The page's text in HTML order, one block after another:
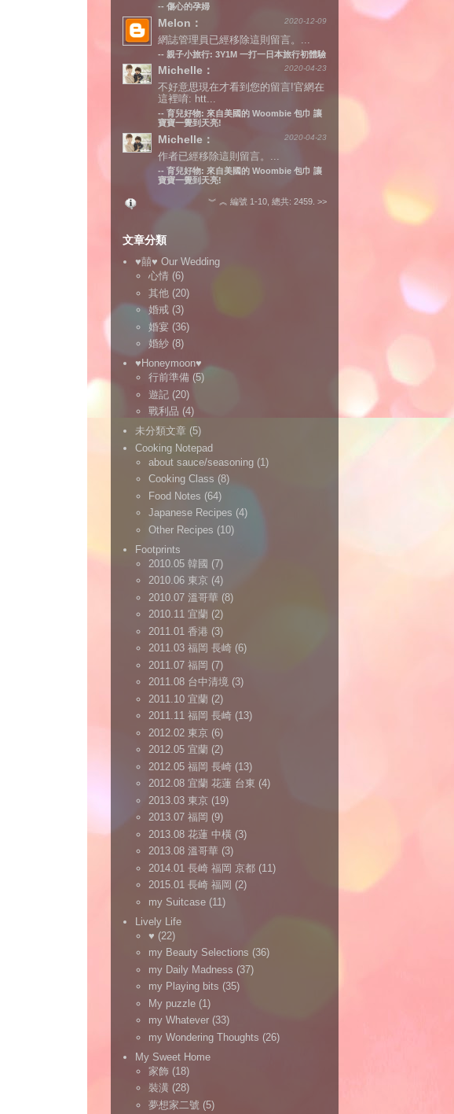
-- 傷心的孕婦
2020-12-09
Melon：
網誌管理員已經移除這則留言。...
-- 親子小旅行: 3Y1M 一打一日本旅行初體驗
2020-04-23
Michelle：
不好意思現在才看到您的留言!官網在
這裡唷: htt...
-- 育兒好物: 來自美國的 Woombie 包巾 讓
寶寶一覺到天亮!
2020-04-23
Michelle：
作者已經移除這則留言。...
-- 育兒好物: 來自美國的 Woombie 包巾 讓
寶寶一覺到天亮!
︾ ︽ 編號 1-10, 總共: 2459. >>
文章分類
♥囍♥ Our Wedding
心情 (6)
其他 (20)
婚戒 (3)
婚宴 (36)
婚紗 (8)
♥Honeymoon♥
行前準備 (5)
遊記 (20)
戰利品 (4)
未分類文章 (5)
Cooking Notepad
about sauce/seasoning (1)
Cooking Class (8)
Food Notes (64)
Japanese Recipes (4)
Other Recipes (10)
Footprints
2010.05 韓國 (7)
2010.06 東京 (4)
2010.07 溫哥華 (8)
2010.11 宜蘭 (2)
2011.01 香港 (3)
2011.03 福岡 長崎 (6)
2011.07 福岡 (7)
2011.08 台中清境 (3)
2011.10 宜蘭 (2)
2011.11 福岡 長崎 (13)
2012.02 東京 (6)
2012.05 宜蘭 (2)
2012.05 福岡 長崎 (13)
2012.08 宜蘭 花蓮 台東 (4)
2013.03 東京 (19)
2013.07 福岡 (9)
2013.08 花蓮 中橫 (3)
2013.08 溫哥華 (3)
2014.01 長崎 福岡 京都 (11)
2015.01 長崎 福岡 (2)
my Suitcase (11)
Lively Life
♥ (22)
my Beauty Selections (36)
my Daily Madness (37)
my Playing bits (35)
My puzzle (1)
my Whatever (33)
my Wondering Thoughts (26)
My Sweet Home
家飾 (18)
裝潢 (28)
夢想家二號 (5)